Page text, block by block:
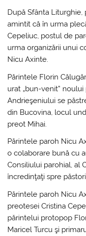
După Sfânta
amintit că în urma
Cepeliuc, postul de
urma organizării unui
Nicu Axinte.
Părintele Florin
urat „bun-venit”
Andrieşeniului se
din Bucovina, locul
preot Mihai.
Părintele paroh Nicu
o colaborare bună cu
Consiliului parohial, al
încredinţaţi spre
Părintele paroh Nicu
preotesei Cristina
părintelui protopop
Maricel Turcu şi